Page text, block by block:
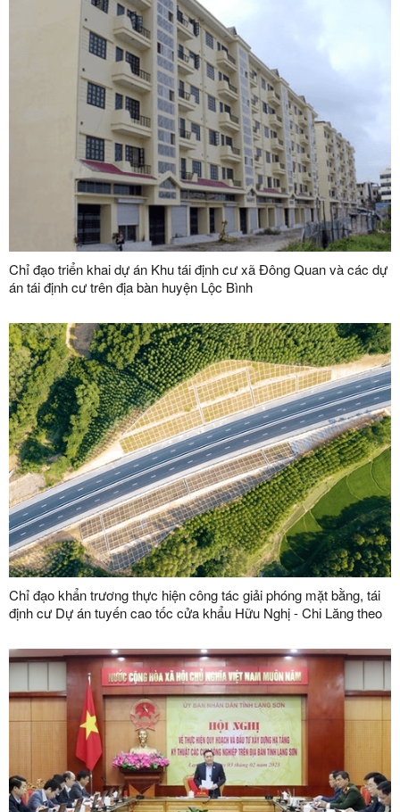
Chỉ đạo triển khai dự án Khu tái định cư xã Đông Quan và các dự
án tái định cư trên địa bàn huyện Lộc Bình
Chỉ đạo khẩn trương thực hiện công tác giải phóng mặt bằng, tái
định cư Dự án tuyến cao tốc cửa khẩu Hữu Nghị - Chi Lăng theo